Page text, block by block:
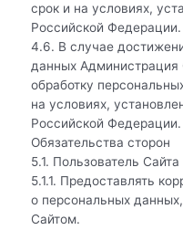
срок и на условиях,
Российской Федерации.
4.6. В случае
данных Администрация
обработку
на условиях,
Российской Федерации.
Обязательства сторон
5.1. Пользователь
5.1.1. Предоставлять
о персональных
Сайтом.